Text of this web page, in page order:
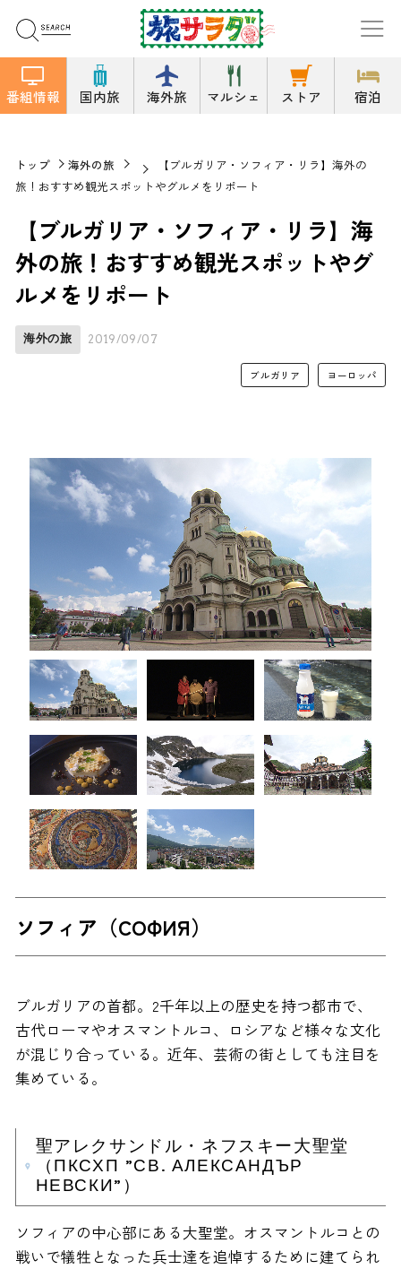
番組情報 国内旅 海外旅 マルシェ ストア 宿泊
トップ 海外の旅
【ブルガリア・ソフィア・リラ】海外の
旅！おすすめ観光スポットやグルメをリポート
【ブルガリア・ソフィア・リラ】海
外の旅！おすすめ観光スポットやグ
ルメをリポート
海外の旅 2019/09/07
ブルガリア ヨーロッパ
ソフィア（СОФИЯ）
ブルガリアの首都。2千年以上の歴史を持つ都市で、
古代ローマやオスマントルコ、ロシアなど様々な文化
が混じり合っている。近年、芸術の街としても注目を
集めている。
聖アレクサンドル・ネフスキー大聖堂
（ПКСХП ”СВ. АЛЕКСАНДЪР
НЕВСКИ”）
ソフィアの中心部にある大聖堂。オスマントルコとの
戦いで犠牲となった兵士達を追悼するために建てられ